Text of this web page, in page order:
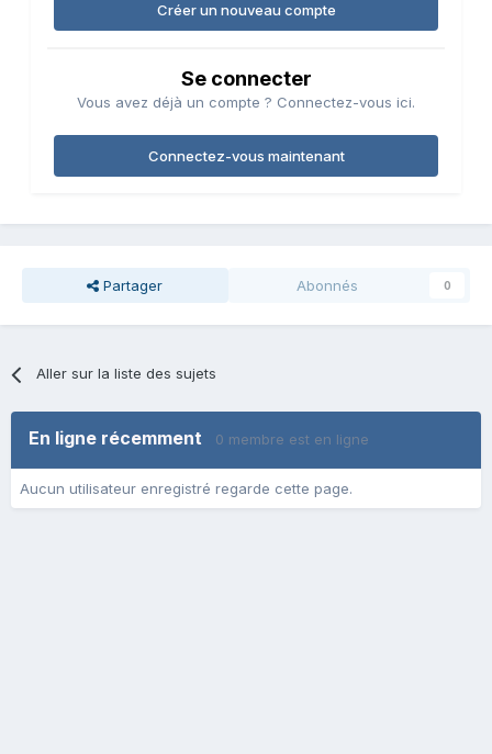
Créer un nouveau compte
Se connecter
Vous avez déjà un compte ? Connectez-vous ici.
Connectez-vous maintenant
Partager Abonnés 0
Aller sur la liste des sujets
En ligne récemment 0 membre est en ligne
Aucun utilisateur enregistré regarde cette page.